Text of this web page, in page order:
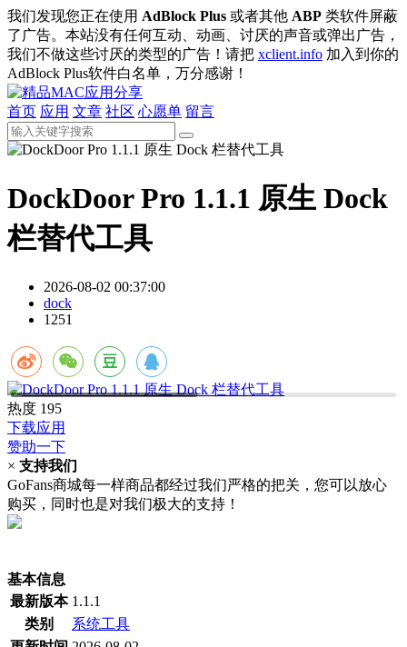
我们发现您正在使用 AdBlock Plus 或者其他 ABP 类软件屏蔽
了广告。本站没有任何互动、动画、讨厌的声音或弹出广告，
我们不做这些讨厌的类型的广告！请把 xclient.info 加入到你的
AdBlock Plus软件白名单，万分感谢！
首页 应用 文章 社区 心愿单 留言
DockDoor Pro 1.1.1 原生 Dock
栏替代工具
2026-08-02 00:37:00
dock
1251
热度 195
下载应用
赞助一下
× 支持我们
GoFans商城每一样商品都经过我们严格的把关，您可以放心
购买，同时也是对我们极大的支持！
基本信息
最新版本 1.1.1
类别
系统工具